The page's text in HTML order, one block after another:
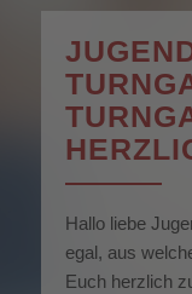
Hallo liebe
egal, aus
Euch herzlich